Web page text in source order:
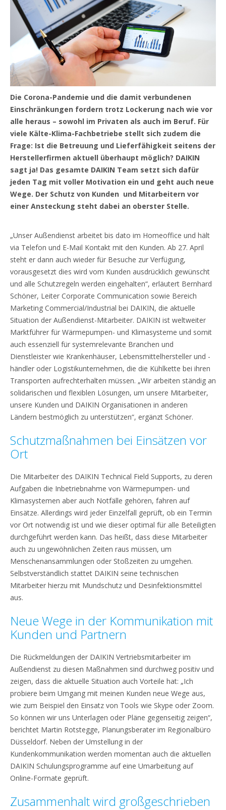
Die Corona-Pandemie und die damit verbundenen
Einschränkungen fordern trotz Lockerung nach wie vor
alle heraus – sowohl im Privaten als auch im Beruf. Für
viele Kälte-Klima-Fachbetriebe stellt sich zudem die
Frage: Ist die Betreuung und Lieferfähigkeit seitens der
Herstellerfirmen aktuell überhaupt möglich? DAIKIN
sagt ja! Das gesamte DAIKIN Team setzt sich dafür
jeden Tag mit voller Motivation ein und geht auch neue
Wege. Der Schutz von Kunden und Mitarbeitern vor
einer Ansteckung steht dabei an oberster Stelle.
„Unser Außendienst arbeitet bis dato im Homeoffice und hält
via Telefon und E-Mail Kontakt mit den Kunden. Ab 27. April
steht er dann auch wieder für Besuche zur Verfügung,
vorausgesetzt dies wird vom Kunden ausdrücklich gewünscht
und alle Schutzregeln werden eingehalten“, erläutert Bernhard
Schöner, Leiter Corporate Communication sowie Bereich
Marketing Commercial/Industrial bei DAIKIN, die aktuelle
Situation der Außendienst-Mitarbeiter. DAIKIN ist weltweiter
Marktführer für Wärmepumpen- und Klimasysteme und somit
auch essenziell für systemrelevante Branchen und
Dienstleister wie Krankenhäuser, Lebensmittelhersteller und -
händler oder Logistikunternehmen, die die Kühlkette bei ihren
Transporten aufrechterhalten müssen. „Wir arbeiten ständig an
solidarischen und flexiblen Lösungen, um unsere Mitarbeiter,
unsere Kunden und DAIKIN Organisationen in anderen
Ländern bestmöglich zu unterstützen“, ergänzt Schöner.
Schutzmaßnahmen bei Einsätzen vor
Ort
Die Mitarbeiter des DAIKIN Technical Field Supports, zu deren
Aufgaben die Inbetriebnahme von Wärmepumpen- und
Klimasystemen aber auch Notfälle gehören, fahren auf
Einsätze. Allerdings wird jeder Einzelfall geprüft, ob ein Termin
vor Ort notwendig ist und wie dieser optimal für alle Beteiligten
durchgeführt werden kann. Das heißt, dass diese Mitarbeiter
auch zu ungewöhnlichen Zeiten raus müssen, um
Menschenansammlungen oder Stoßzeiten zu umgehen.
Selbstverständlich stattet DAIKIN seine technischen
Mitarbeiter hierzu mit Mundschutz und Desinfektionsmittel
aus.
Neue Wege in der Kommunikation mit
Kunden und Partnern
Die Rückmeldungen der DAIKIN Vertriebsmitarbeiter im
Außendienst zu diesen Maßnahmen sind durchweg positiv und
zeigen, dass die aktuelle Situation auch Vorteile hat: „Ich
probiere beim Umgang mit meinen Kunden neue Wege aus,
wie zum Beispiel den Einsatz von Tools wie Skype oder Zoom.
So können wir uns Unterlagen oder Pläne gegenseitig zeigen“,
berichtet Martin Rotstegge, Planungsberater im Regionalbüro
Düsseldorf. Neben der Umstellung in der
Kundenkommunikation werden momentan auch die aktuellen
DAIKIN Schulungsprogramme auf eine Umarbeitung auf
Online-Formate geprüft.
Zusammenhalt wird großgeschrieben